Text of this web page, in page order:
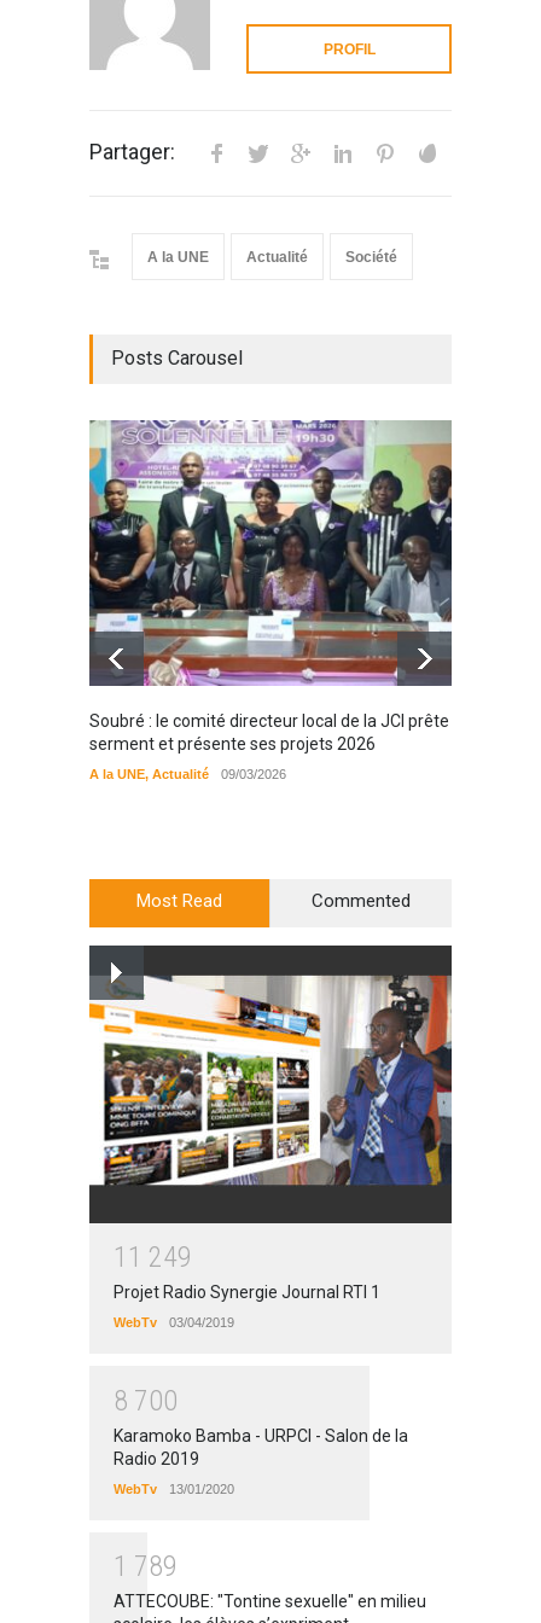
PROFIL
Partager:
A la UNE Actualité Société
Posts Carousel
Soubré : le comité directeur local de la JCI prête
serment et présente ses projets 2026
A la UNE, Actualité 09/03/2026
Most Read Commented
1 1 249
Projet Radio Synergie Journal RTI 1
WebTv 03/04/2019
8 700
Karamoko Bamba - URPCI - Salon de la
Radio 2019
WebTv 13/01/2020
1 789
ATTECOUBE: "Tontine sexuelle" en milieu